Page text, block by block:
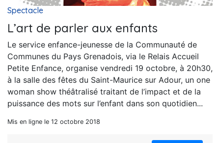
Spectacle
L’art de parler aux enfants
Le service enfance-jeunesse de la Communauté de
Communes du Pays Grenadois, via le Relais Accueil
Petite Enfance, organise vendredi 19 octobre, à 20h30,
à la salle des fêtes du Saint-Maurice sur Adour, un one
woman show théâtralisé traitant de l’impact et de la
puissance des mots sur l’enfant dans son quotidien...
Mis en ligne le 12 octobre 2018